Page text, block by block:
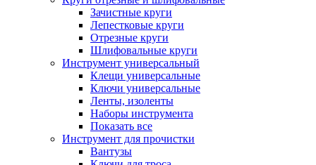
Зачистные круги
Лепестковые круги
Отрезные круги
Шлифовальные круги
Инструмент универсальный
Клещи универсальные
Ключи универсальные
Ленты, изоленты
Наборы инструмента
Показать все
Инструмент для прочистки
Вантузы